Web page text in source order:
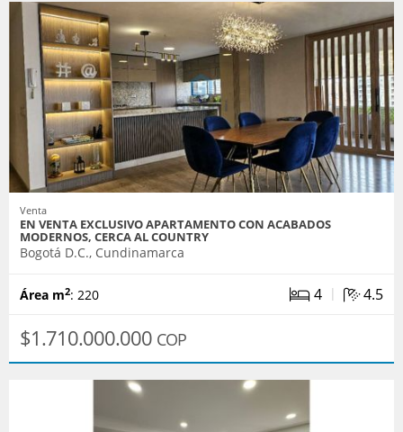
Venta
EN VENTA EXCLUSIVO APARTAMENTO CON ACABADOS
MODERNOS, CERCA AL COUNTRY
Bogotá D.C., Cundinamarca
Área m2: 220 4 | 4.5
$1.710.000.000 COP